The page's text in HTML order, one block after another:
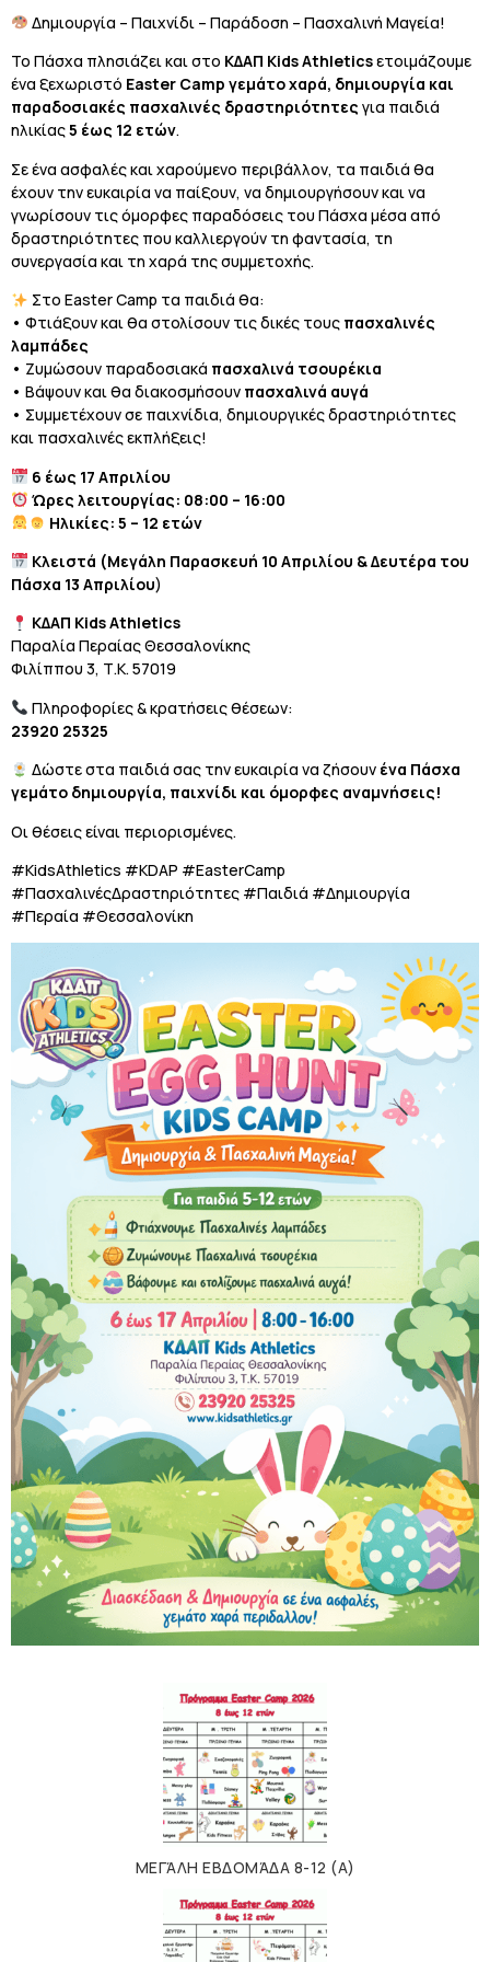
Δημιουργία – Παιχνίδι – Παράδοση – Πασχαλινή Μαγεία!
Το Πάσχα πλησιάζει και στο ΚΔΑΠ Kids Athleticsετοιμάζουμε
ένα ξεχωριστό Easter Camp γεμάτο χαρά, δημιουργία και
παραδοσιακές πασχαλινές δραστηριότητες για παιδιά
ηλικίας5 έως 12 ετών.
Σε ένα ασφαλές και χαρούμενο περιβάλλον, τα παιδιά θα
έχουν την ευκαιρία να παίξουν, να δημιουργήσουν και να
γνωρίσουν τις όμορφες παραδόσεις του Πάσχα μέσα από
δραστηριότητες που καλλιεργούν τη φαντασία, τη
συνεργασία και τη χαρά της συμμετοχής.
Στο Easter Camp τα παιδιά θα:
• Φτιάξουν και θα στολίσουν τις δικές τους πασχαλινές
λαμπάδες
• Ζυμώσουν παραδοσιακά πασχαλινά τσουρέκια
• Βάψουν και θα διακοσμήσουν πασχαλινά αυγά
• Συμμετέχουν σε παιχνίδια, δημιουργικές δραστηριότητες
και πασχαλινές εκπλήξεις!
6 έως 17 Απριλίου
Ώρες λειτουργίας: 08:00 – 16:00
Ηλικίες: 5 – 12 ετών
Κλειστά (Μεγάλη Παρασκευή 10 Απριλίου & Δευτέρα του
Πάσχα 13 Απριλίου)
ΚΔΑΠ Kids Athletics
Παραλία Περαίας Θεσσαλονίκης
Φιλίππου 3, Τ.Κ. 57019
Πληροφορίες & κρατήσεις θέσεων:
23920 25325
Δώστε στα παιδιά σας την ευκαιρία να ζήσουν ένα Πάσχα
γεμάτο δημιουργία, παιχνίδι και όμορφες αναμνήσεις!
Οι θέσεις είναι περιορισμένες.
#KidsAthletics #KDAP #EasterCamp
#ΠασχαλινέςΔραστηριότητες #Παιδιά #Δημιουργία
#Περαία #Θεσσαλονίκη
ΜΕΓΆΛΗ ΕΒΔΟΜΆΔΑ 8-12 (Α)